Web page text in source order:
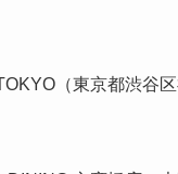
（東京都渋谷